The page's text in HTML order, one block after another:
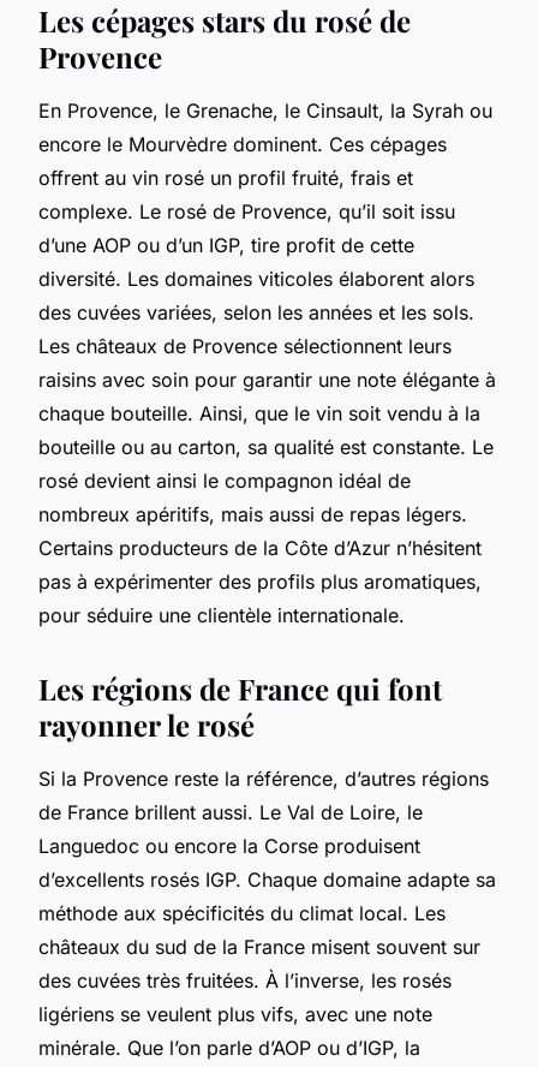
Les cépages stars du rosé de
Provence
En Provence, le Grenache, le Cinsault, la Syrah ou
encore le Mourvèdre dominent. Ces cépages
offrent au vin rosé un profil fruité, frais et
complexe. Le rosé de Provence, qu’il soit issu
d’une AOP ou d’un IGP, tire profit de cette
diversité. Les domaines viticoles élaborent alors
des cuvées variées, selon les années et les sols.
Les châteaux de Provence sélectionnent leurs
raisins avec soin pour garantir une note élégante à
chaque bouteille. Ainsi, que le vin soit vendu à la
bouteille ou au carton, sa qualité est constante. Le
rosé devient ainsi le compagnon idéal de
nombreux apéritifs, mais aussi de repas légers.
Certains producteurs de la Côte d’Azur n’hésitent
pas à expérimenter des profils plus aromatiques,
pour séduire une clientèle internationale.
Les régions de France qui font
rayonner le rosé
Si la Provence reste la référence, d’autres régions
de France brillent aussi. Le Val de Loire, le
Languedoc ou encore la Corse produisent
d’excellents rosés IGP. Chaque domaine adapte sa
méthode aux spécificités du climat local. Les
châteaux du sud de la France misent souvent sur
des cuvées très fruitées. À l’inverse, les rosés
ligériens se veulent plus vifs, avec une note
minérale. Que l’on parle d’AOP ou d’IGP, la